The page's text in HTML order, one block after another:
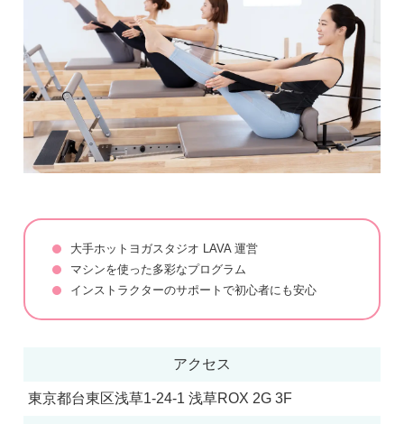
大手ホットヨガスタジオ LAVA 運営
マシンを使った多彩なプログラム
インストラクターのサポートで初心者にも安心
アクセス
東京都台東区浅草1-24-1 浅草ROX 2G 3F